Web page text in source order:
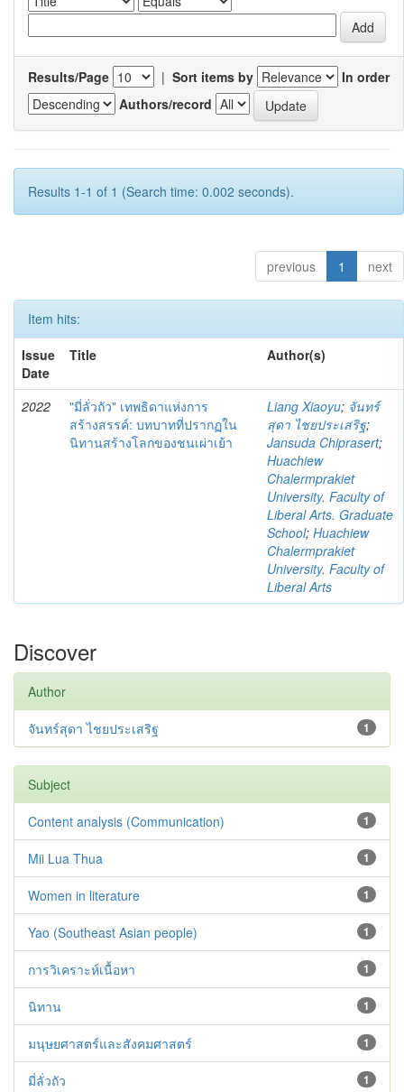
Results/Page | Sort items by
In order
Authors/record
Results 1-1 of 1 (Search time: 0.002 seconds).
previous 1 next
Item hits:
Issue
Date
Title Author(s)
2022
"มี่ลั่วถัว" เทพธิดาแห่งการ
สร้างสรรค์: บทบาทที่ปรากฏใน
นิทานสร้างโลกของชนเผ่าเย้า
Liang Xiaoyu; จันทร์
สุดา ไชยประเสริฐ;
Jansuda Chiprasert;
Huachiew
Chalermprakiet
University. Faculty of
Liberal Arts. Graduate
School; Huachiew
Chalermprakiet
University. Faculty of
Liberal Arts
Discover
Author
1
จันทร์สุดา ไชยประเสริฐ
Subject
1
Content analysis (Communication)
1
Mii Lua Thua
1
Women in literature
1
Yao (Southeast Asian people)
1
การวิเคราะห์เนื้อหา
1
นิทาน
1
มนุษยศาสตร์และสังคมศาสตร์
1
มี่ลั่วถัว